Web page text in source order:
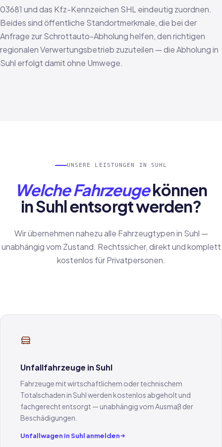
03681 und das Kfz-Kennzeichen SHL eindeutig zuordnen.
Beides sind öffentliche Standortmerkmale, die bei der
Anfrage zur Schrottauto-Abholung helfen, den richtigen
regionalen Verwertungsbetrieb zuzuteilen — die Abholung in
Suhl erfolgt damit ohne Umwege.
UNSERE LEISTUNGEN IN SUHL
Welche Fahrzeugekönnen
in Suhl entsorgt werden?
Wir übernehmen nahezu alle Fahrzeugtypen in Suhl —
unabhängig vom Zustand. Rechtssicher, direkt und komplett
kostenlos für Privatpersonen.
Unfallfahrzeuge in Suhl
Fahrzeuge mit wirtschaftlichem oder technischem
Totalschaden in Suhl werden kostenlos abgeholt und
fachgerecht entsorgt — unabhängig vom Ausmaß der
Beschädigungen.
Unfallwagen in Suhl anmelden